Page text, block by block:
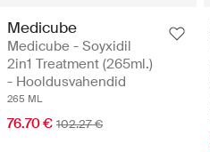
Medicube
Medicube - Soyxidil
2in1 Treatment (265ml.)
- Hooldusvahendid
265 ML
76.70 € 102.27 €